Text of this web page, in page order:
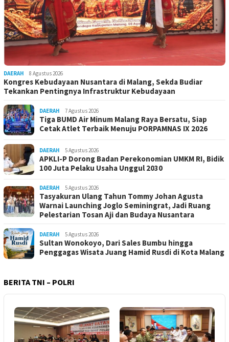
DAERAH 8 Agustus 2026
Kongres Kebudayaan Nusantara di Malang, Sekda Budiar
Tekankan Pentingnya Infrastruktur Kebudayaan
DAERAH 7 Agustus 2026
Tiga BUMD Air Minum Malang Raya Bersatu, Siap
Cetak Atlet Terbaik Menuju PORPAMNAS IX 2026
DAERAH 5 Agustus 2026
APKLI-P Dorong Badan Perekonomian UMKM RI, Bidik
100 Juta Pelaku Usaha Unggul 2030
DAERAH 5 Agustus 2026
Tasyakuran Ulang Tahun Tommy Johan Agusta
Warnai Launching Joglo Seminingrat, Jadi Ruang
Pelestarian Tosan Aji dan Budaya Nusantara
DAERAH 5 Agustus 2026
Sultan Wonokoyo, Dari Sales Bumbu hingga
Penggagas Wisata Juang Hamid Rusdi di Kota Malang
BERITA TNI – POLRI